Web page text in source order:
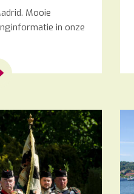
Mooie
in onze